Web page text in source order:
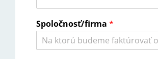
Spoločnosť/firma *